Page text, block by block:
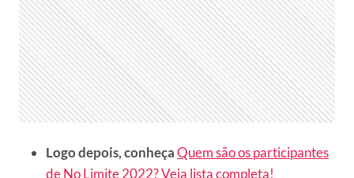
Logo depois, conheçaQuem são os participantes
de No Limite 2022? Veja lista completa!